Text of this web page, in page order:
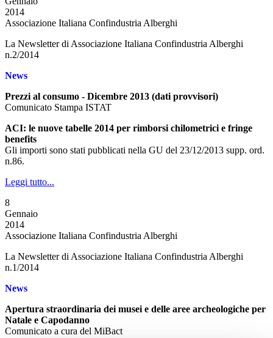
2014
Associazione Italiana Confindustria Alberghi
La Newsletter di Associazione Italiana Confindustria Alberghi
n.2/2014
News
Prezzi al consumo - Dicembre 2013 (dati provvisori)
Comunicato Stampa ISTAT
ACI: le nuove tabelle 2014 per rimborsi chilometrici e fringe
benefits
Gli importi sono stati pubblicati nella GU del 23/12/2013 supp. ord.
n.86.
Leggi tutto...
8
Gennaio
2014
Associazione Italiana Confindustria Alberghi
La Newsletter di Associazione Italiana Confindustria Alberghi
n.1/2014
News
Apertura straordinaria dei musei e delle aree archeologiche per
Natale e Capodanno
Comunicato a cura del MiBact